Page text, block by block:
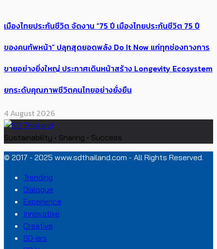
เมืองไทยประกันชีวิต จัดงาน “75 ปี เมืองไทยประกันชีวิต 75 ปี
ของคนทัพหน้า” ปลุกสุดยอดพลัง Do It Now แก่ทุกช่องทางการ
ขายอย่างยิ่งใหญ่ ประกาศเดินหน้าสร้าง Longevity Ecosystem
ยกระดับคุณภาพชีวิตคนไทยอย่างยั่งยืน
4 August 2026
Sustainability • Sharing • Success
© 2017 - 2025 www.sdthailand.com - All Rights Reserved.
Trending
Dialogue
Experience
Innovative
Creative
SD-ers